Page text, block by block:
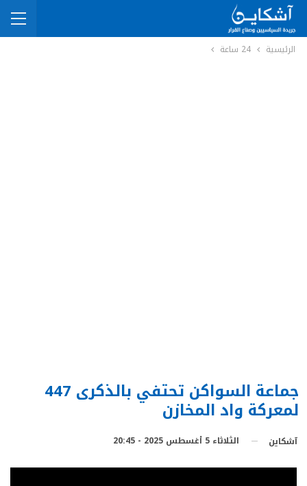
الرئيسية 24 ساعة
جماعة السواكن تحتفي بالذكرى 447
لمعركة واد المخازن
آشكاين الثلاثاء 5 أغسطس 2025 - 20:45